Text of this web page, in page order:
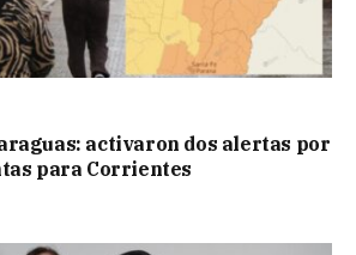
activaron dos alertas por
para Corrientes